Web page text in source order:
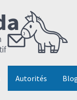
Autorités